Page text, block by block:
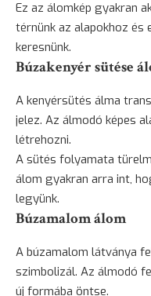
Ez az álomkép gyakran
térnünk az alapokhoz
keresnünk.
Búzakenyér sütése
A kenyérsütés álma
jelez. Az álmodó képes
létrehozni.
A sütés folyamata
álom gyakran arra int,
legyünk.
Búzamalom álom
A búzamalom látványa
szimbolizál. Az álmodó
új formába öntse.